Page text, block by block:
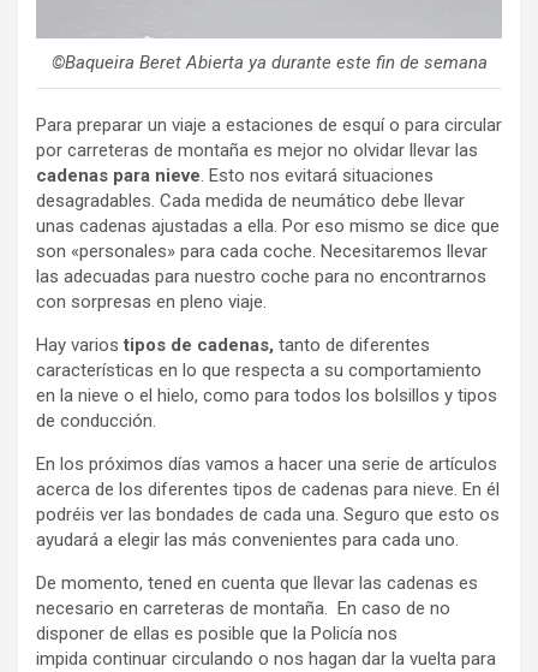
©Baqueira Beret Abierta ya durante este fin de semana
Para preparar un viaje a estaciones de esquí o para circular
por carreteras de montaña es mejor no olvidar llevar las
cadenas para nieve. Esto nos evitará situaciones
desagradables. Cada medida de neumático debe llevar
unas cadenas ajustadas a ella. Por eso mismo se dice que
son «personales» para cada coche. Necesitaremos llevar
las adecuadas para nuestro coche para no encontrarnos
con sorpresas en pleno viaje.
Hay varios tipos de cadenas, tanto de diferentes
características en lo que respecta a su comportamiento
en la nieve o el hielo, como para todos los bolsillos y tipos
de conducción.
En los próximos días vamos a hacer una serie de artículos
acerca de los diferentes tipos de cadenas para nieve. En él
podréis ver las bondades de cada una. Seguro que esto os
ayudará a elegir las más convenientes para cada uno.
De momento, tened en cuenta que llevar las cadenas es
necesario en carreteras de montaña. En caso de no
disponer de ellas es posible que la Policía nos
impida continuar circulando o nos hagan dar la vuelta para